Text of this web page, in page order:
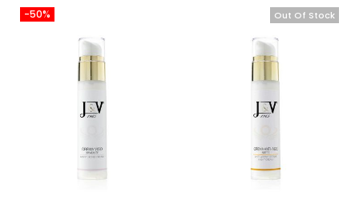
-50% Out Of Stock